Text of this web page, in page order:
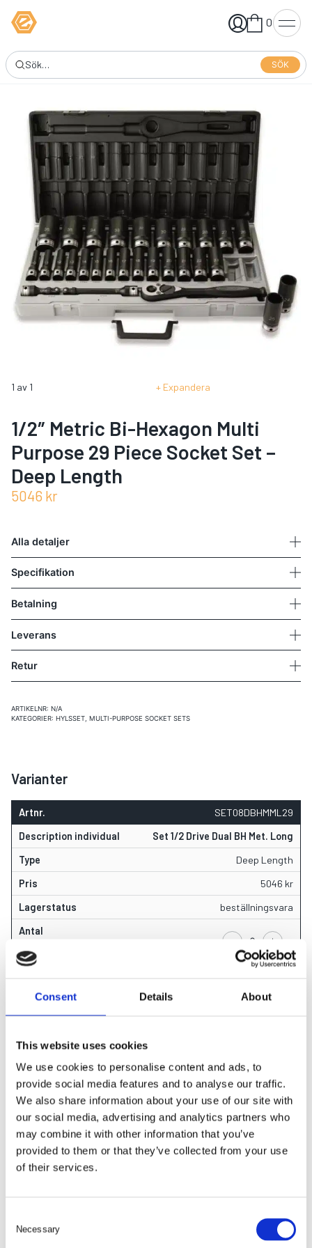
Consent Details About
This website uses cookies
We use cookies to personalise content and ads, to
provide social media features and to analyse our traffic.
We also share information about your use of our site with
our social media, advertising and analytics partners who
may combine it with other information that you’ve
provided to them or that they’ve collected from your use
of their services.
Necessary
0
SÖK
1 av 1 Expandera
1/2″ Metric Bi-Hexagon Multi
Purpose 29 Piece Socket Set –
Deep Length
5046 kr
Alla detaljer
Specifikation
Betalning
Leverans
Retur
ARTIKELNR: N/A
KATEGORIER: HYLSSET MULTI-PURPOSE SOCKET SETS
Varianter
SET08DBHMML29
Set 1/2 Drive Dual BH Met. Long
Deep Length
5046 kr
beställningsvara
LÄGG SAMTLIGA I VARUKORG